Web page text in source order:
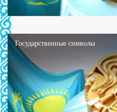
Государственные символы